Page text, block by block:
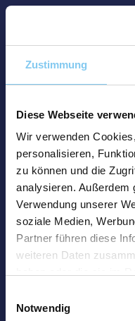
Zustimmung
Diese Webseite
Wir verwenden
personalisieren,
zu können und die
analysieren. Außerdem
Verwendung unserer
soziale Medien,
Partner führen diese
weiteren Daten
Notwendig